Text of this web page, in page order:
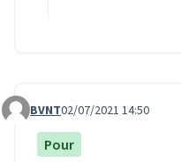
Commentaire 1684
BVNT02/07/2021 14:50
Pour